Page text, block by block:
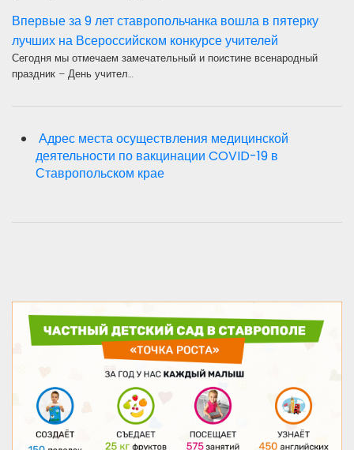
Впервые за 9 лет ставропольчанка вошла в пятерку
лучших на Всероссийском конкурсе учителей
Сегодня мы отмечаем замечательный и поистине всенародный
праздник – День учител…
Адрес места осуществления медицинской
деятельности по вакцинации COVID-19 в
Ставропольском крае